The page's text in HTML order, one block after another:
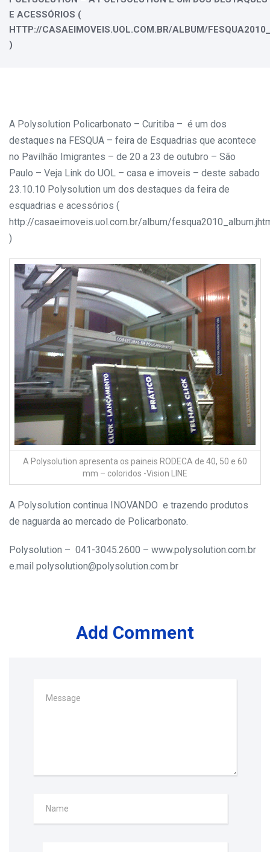
E ACESSÓRIOS (
HTTP://CASAEIMOVEIS.UOL.COM.BR/ALBUM/
)
A Polysolution Policarbonato – Curitiba – é um dos
destaques na FESQUA – feira de Esquadrias que acontece
no Pavilhão Imigrantes – de 20 a 23 de outubro – São
Paulo – Veja Link do UOL – casa e imoveis – deste sabado
23.10.10 Polysolution um dos destaques da feira de
esquadrias e acessórios (
http://casaeimoveis.uol.com.br/album/
)
A Polysolution apresenta os paineis RODECA de 40, 50 e 60
mm – coloridos -Vision LINE
A Polysolution continua INOVANDO e trazendo produtos
de naguarda ao mercado de Policarbonato.
Polysolution – 041-3045.2600 – www.polysolution.com.br
e.mail polysolution@polysolution.com.br
Add Comment